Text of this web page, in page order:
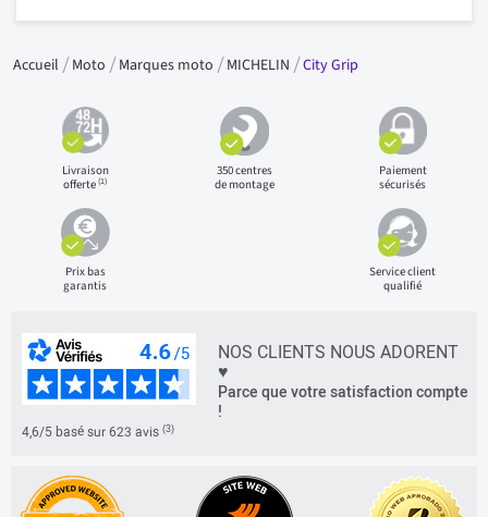
Accueil Moto Marques moto MICHELIN City Grip
Livraison
offerte(1)
350 centres
de montage
Paiement
sécurisés
Prix bas
garantis
Service client
qualifié
NOS CLIENTS NOUS ADORENT
♥
Parce que votre satisfaction compte
!
4,6/5 basé sur 623 avis (3)